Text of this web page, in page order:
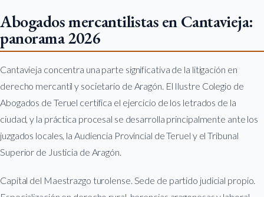
Abogados mercantilistas en Cantavieja:
panorama 2026
Cantavieja concentra una parte significativa de la litigación en
derecho mercantil y societario de Aragón. El Ilustre Colegio de
Abogados de Teruel certifica el ejercicio de los letrados de la
ciudad, y la práctica procesal se desarrolla principalmente ante los
juzgados locales, la Audiencia Provincial de Teruel y el Tribunal
Superior de Justicia de Aragón.
Capital del Maestrazgo turolense. Sede de partido judicial propio.